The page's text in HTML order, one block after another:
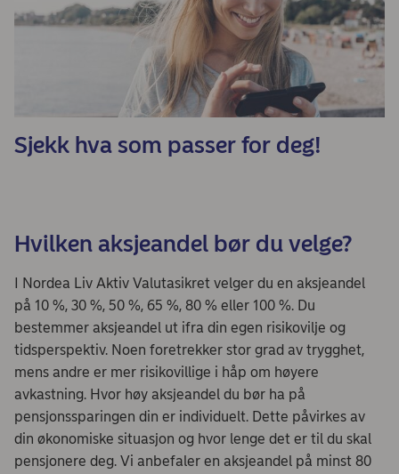
Sjekk hva som passer for deg!
Hvilken aksjeandel bør du velge?
I Nordea Liv Aktiv Valutasikret velger du en aksjeandel
på 10 %, 30 %, 50 %, 65 %, 80 % eller 100 %. Du
bestemmer aksjeandel ut ifra din egen risikovilje og
tidsperspektiv. Noen foretrekker stor grad av trygghet,
mens andre er mer risikovillige i håp om høyere
avkastning. Hvor høy aksjeandel du bør ha på
pensjonssparingen din er individuelt. Dette påvirkes av
din økonomiske situasjon og hvor lenge det er til du skal
pensjonere deg. Vi anbefaler en aksjeandel på minst 80